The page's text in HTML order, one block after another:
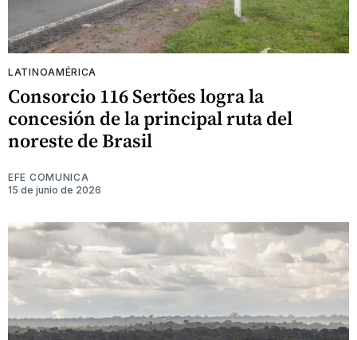
LATINOAMÉRICA
Consorcio 116 Sertões logra la
concesión de la principal ruta del
noreste de Brasil
EFE COMUNICA
15 de junio de 2026